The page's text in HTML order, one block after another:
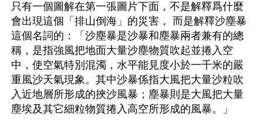
只有一個圖解在第一張圖片下面，不是解釋爲什麼
會出現這個「排山倒海」的災害， 而是解釋沙塵暴
這個名詞的：「沙塵暴是沙暴和塵暴兩者兼有的總
稱，是指強風把地面大量沙塵物質吹起並捲入空
中，使空氣特別混濁，水平能見度小於一千米的嚴
重風沙天氣現象。其中沙暴係指大風把大量沙粒吹
入近地層所形成的挾沙風暴；塵暴則是大風把大量
塵埃及其它細粒物質捲入高空所形成的風暴。」